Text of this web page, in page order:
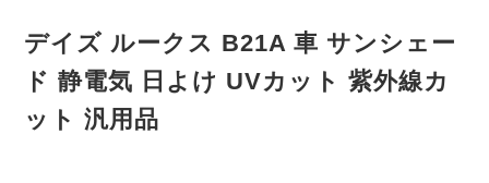
デイズ ルークス B21A 車 サンシェー
ド 静電気 日よけ UVカット 紫外線カ
ット 汎用品